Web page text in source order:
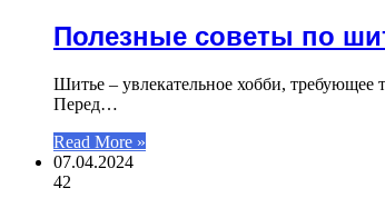
Полезные советы по
Шитье – увлекательное хобби, требующее
Перед…
Read More »
07.04.2024
42